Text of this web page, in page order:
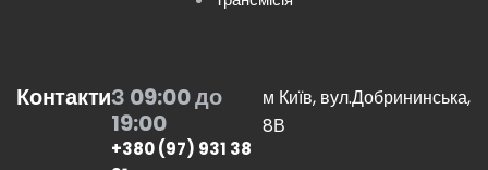
КонтактиЗ 09:00 до
19:00
+380 (97) 931 38
м Київ, вул.Добрининська,
8В